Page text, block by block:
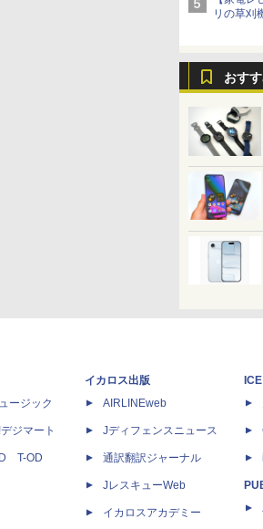
リの草刈
おす
ージック
ジマート
T-OD
イカロス出版
AIRLINEweb
Jディフェンスニュース
通訳翻訳ジャーナル
JレスキューWeb
イカロスアカデミー
ICE